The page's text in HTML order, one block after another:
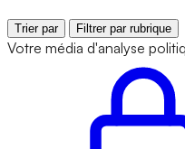
Trier par Filtrer par rubrique
Votre média d'analyse